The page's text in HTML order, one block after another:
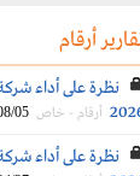
أرقام
نظرة على أداء شركة
أرقام - خاص 05
نظرة على أداء شركة